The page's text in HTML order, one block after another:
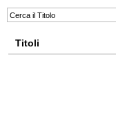
Titoli